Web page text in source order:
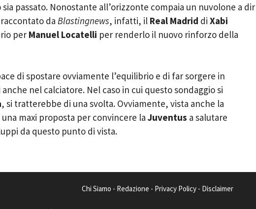
passato. Nonostante all’orizzonte compaia un nuvolone a dir
da Blastingnews, infatti, il Real Madrid di Xabi
per Manuel Locatelli per renderlo il nuovo rinforzo della
di spostare ovviamente l’equilibrio e di far sorgere in
nel calciatore. Nel caso in cui questo sondaggio si
, si tratterebbe di una svolta. Ovviamente, vista anche la
maxi proposta per convincere la Juventus a salutare
da questo punto di vista.
Chi Siamo - Redazione - Privacy Policy - Disclaimer